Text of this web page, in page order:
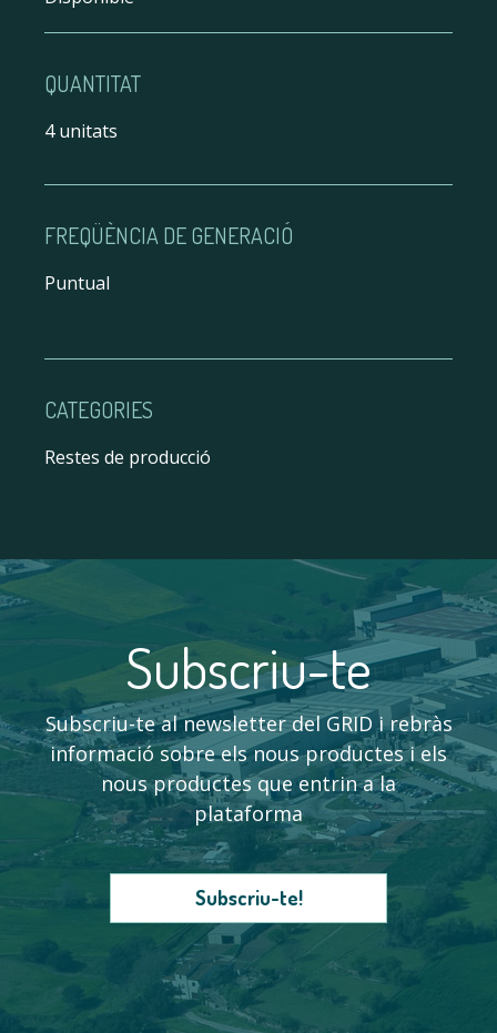
QUANTITAT
4 unitats
FREQÜÈNCIA DE GENERACIÓ
Puntual
CATEGORIES
Restes de producció
Subscriu-te
Subscriu-te al newsletter del GRID i rebràs
informació sobre els nous productes i els
nous productes que entrin a la
plataforma
Subscriu-te!